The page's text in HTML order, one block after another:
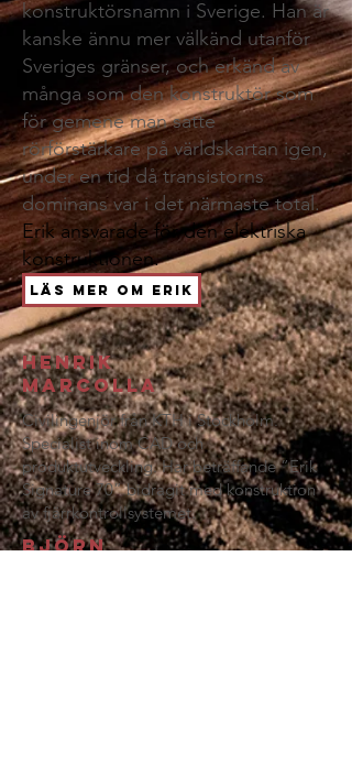
konstruktörsnamn i Sverige. Han är
kanske ännu mer välkänd utanför
Sveriges gränser, och erkänd av
många som den konstruktör som
för gemene man satte
rörförstärkare på världskartan igen,
under en tid då transistorns
dominans var i det närmaste total.
Erik ansvarade för den elektriska
konstruktionen.
Läs mer om Erik
Henrik
Marcolla
Civilingenjör från KTH i Stockholm.
Specialist inom CAD och
produktutveckling. Har beträffande ”Erik
Signature 70” bidragit med konstruktion
av fjärrkontrollsystemet.
Björn